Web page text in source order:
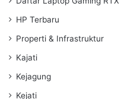
HP Terbaru
Properti & Infrastruktur
Kajati
Kejagung
Kejati